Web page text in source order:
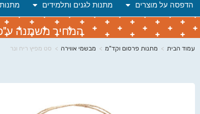
הדפסה על מוצרים מתנות לגנים ותלמידים
המחיר משתנה ע"פ
עמוד הבית > מתנות פרסום וקד"מ > מבשמי אווירה > סט מפיץ ריח ונר